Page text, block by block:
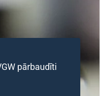
pārbaudīti